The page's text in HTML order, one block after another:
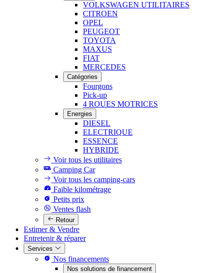
VOLKSWAGEN UTILITAIRES
CITROEN
OPEL
PEUGEOT
TOYOTA
MAXUS
FIAT
MERCEDES
Catégories
Fourgons
Pick-up
4 ROUES MOTRICES
Energies
DIESEL
ELECTRIQUE
ESSENCE
HYBRIDE
Voir tous les utilitaires
Camping Car
Voir tous les camping-cars
Faible kilométrage
Petits prix
Ventes flash
Retour
Estimer & Vendre
Entretenir & réparer
Services
Nos financements
Nos solutions de financement